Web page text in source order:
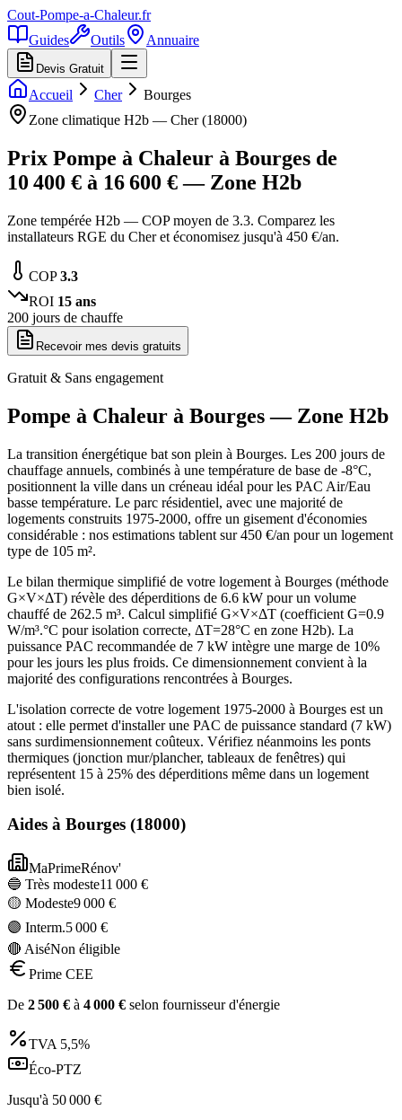
Cout-Pompe-a-Chaleur.fr
Guides
Outils Annuaire
Devis Gratuit
Accueil Cher
Bourges
Zone climatique H2b — Cher(18000)
Prix Pompe à Chaleur à Bourges de
10 400 € à 16 600 € — Zone H2b
Zone tempérée H2b — COP moyen de 3.3. Comparez les
installateurs RGE du Cher et économisez jusqu'à 450 €/an.
COP3.3
ROI 15 ans
200 jours de chauffe
Recevoir mes devis gratuits
Gratuit & Sans engagement
Pompe à Chaleur à Bourges— Zone H2b
La transition énergétique bat son plein à Bourges. Les 200 jours de
chauffage annuels, combinés à une température de base de -8°C,
positionnent la ville dans un créneau idéal pour les PAC Air/Eau
basse température. Le parc résidentiel, avec une majorité de
logements construits 1975-2000, offre un gisement d'économies
considérable : nos estimations tablent sur 450 €/an pour un logement
type de 105 m².
Le bilan thermique simplifié de votre logement à Bourges (méthode
G×V×ΔT) révèle des déperditions de 6.6 kW pour un volume
chauffé de 262.5 m³. Calcul simplifié G×V×ΔT (coefficient G=0.9
W/m³.°C pour isolation correcte, ΔT=28°C en zone H2b). La
puissance PAC recommandée de 7 kW intègre une marge de 10%
pour les jours les plus froids. Ce dimensionnement convient à la
majorité des configurations rencontrées à Bourges.
L'isolation correcte de votre logement 1975-2000 à Bourges est un
atout : elle permet d'installer une PAC de puissance standard (7 kW)
sans surdimensionnement coûteux. Vérifiez néanmoins les ponts
thermiques (jonction mur/plancher, tableaux de fenêtres) qui
représentent 15 à 25% des déperditions même dans un logement
bien isolé.
Aides à Bourges (18000)
MaPrimeRénov'
🔵 Très modeste11 000 €
🟡 Modeste9 000 €
🟣 Interm.5 000 €
🔴 AiséNon éligible
Prime CEE
De 2 500 € à 4 000 € selon fournisseur d'énergie
TVA 5,5%
Éco-PTZ
Jusqu'à 50 000 €